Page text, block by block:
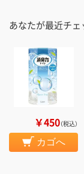
あなたが最近チ
￥450（税込）
カゴへ